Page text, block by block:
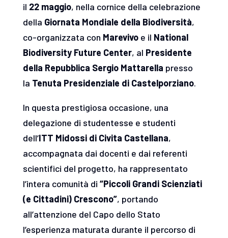
il 22 maggio, nella cornice della celebrazione
della Giornata Mondiale della Biodiversità,
co-organizzata con Marevivoe il National
Biodiversity Future Center, al Presidente
della Repubblica Sergio Mattarella presso
la Tenuta Presidenziale di Castelporziano.
In questa prestigiosa occasione, una
delegazione di studentesse e studenti
dell’ITT Midossi di Civita Castellana,
accompagnata dai docenti e dai referenti
scientifici del progetto, ha rappresentato
l’intera comunità di “Piccoli Grandi Scienziati
(e Cittadini) Crescono”, portando
all’attenzione del Capo dello Stato
l’esperienza maturata durante il percorso di